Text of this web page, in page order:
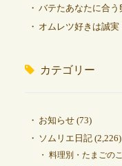
バテたあなたに合う
オムレツ好きは誠
カテゴリー
お知らせ(73)
ソムリエ日記(2,226)
料理別・たまごの